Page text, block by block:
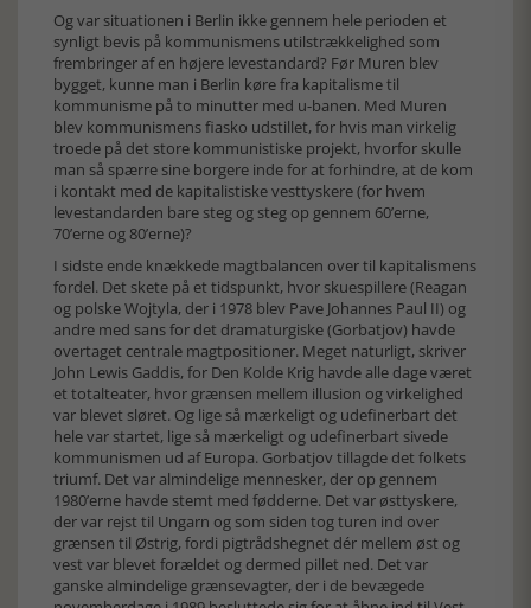
Og var situationen i Berlin ikke gennem hele perioden et
synligt bevis på kommunismens utilstrækkelighed som
frembringer af en højere levestandard? Før Muren blev
bygget, kunne man i Berlin køre fra kapitalisme til
kommunisme på to minutter med u-banen. Med Muren
blev kommunismens fiasko udstillet, for hvis man virkelig
troede på det store kommunistiske projekt, hvorfor skulle
man så spærre sine borgere inde for at forhindre, at de kom
i kontakt med de kapitalistiske vesttyskere (for hvem
levestandarden bare steg og steg op gennem 60’erne,
70’erne og 80’erne)?
I sidste ende knækkede magtbalancen over til kapitalismens
fordel. Det skete på et tidspunkt, hvor skuespillere (Reagan
og polske Wojtyla, der i 1978 blev Pave Johannes Paul II) og
andre med sans for det dramaturgiske (Gorbatjov) havde
overtaget centrale magtpositioner. Meget naturligt, skriver
John Lewis Gaddis, for Den Kolde Krig havde alle dage været
et totalteater, hvor grænsen mellem illusion og virkelighed
var blevet sløret. Og lige så mærkeligt og udefinerbart det
hele var startet, lige så mærkeligt og udefinerbart sivede
kommunismen ud af Europa. Gorbatjov tillagde det folkets
triumf. Det var almindelige mennesker, der op gennem
1980’erne havde stemt med fødderne. Det var østtyskere,
der var rejst til Ungarn og som siden tog turen ind over
grænsen til Østrig, fordi pigtrådshegnet dér mellem øst og
vest var blevet forældet og dermed pillet ned. Det var
ganske almindelige grænsevagter, der i de bevægede